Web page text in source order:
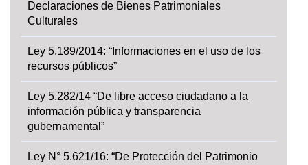
Declaraciones de Bienes Patrimoniales
Culturales
Ley 5.189/2014: “Informaciones en el uso de los
recursos públicos”
Ley 5.282/14 “De libre acceso ciudadano a la
información pública y transparencia
gubernamental”
Ley N° 5.621/16: “De Protección del Patrimonio